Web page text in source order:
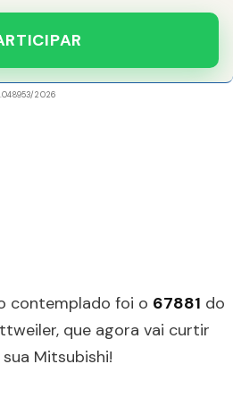
2026
contemplado foi o 67881 do
que agora vai curtir
Mitsubishi!